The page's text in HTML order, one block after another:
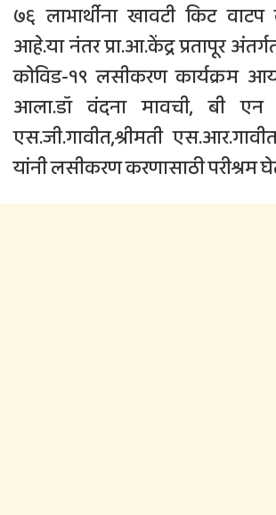
७६ लाभार्थीना खावटी किट
आहे.या नंतर प्रा.आ.केंद्र प्रतापूर
कोविड-१९ लसीकरण कार्यक्रम
आला.डॉ वंदना मावची, बी एन
एस.जी.गावीत,श्रीमती
यांनी लसीकरण करणासाठी परीश्रम